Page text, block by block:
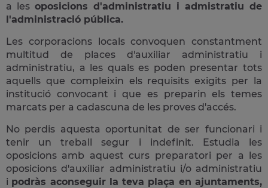
a les oposicions d'administratiu i admistratiu de
l'administració pública.
Les corporacions locals convoquen constantment
multitud de places d'auxiliar administratiu i
administratiu, a les quals es poden presentar tots
aquells que compleixin els requisits exigits per la
institució convocant i que es preparin els temes
marcats per a cadascuna de les proves d'accés.
No perdis aquesta oportunitat de ser funcionari i
tenir un treball segur i indefinit. Estudia les
oposicions amb aquest curs preparatori per a les
oposicions d'auxiliar administratiu i/o administratiu
i podràs aconseguir la teva plaça en ajuntaments,